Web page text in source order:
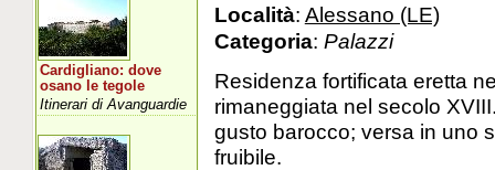
Località: Alessano (LE)
Categoria: Palazzi
Residenza fortificata eretta
rimaneggiata nel secolo
gusto barocco; versa in uno
fruibile.
Cardigliano: dove
osano le tegole
Itinerari di Avanguardie